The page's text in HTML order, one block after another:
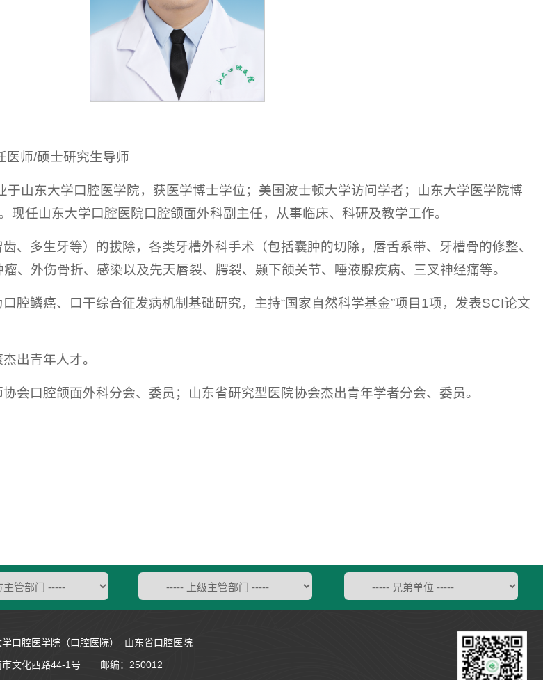
医师/硕士研究生导师
于山东大学口腔医学院，获医学博士学位；美国波士顿大学访问学者；山东大学医学院博
现任山东大学口腔医院口腔颌面外科副主任，从事临床、科研及教学工作。
、多生牙等）的拔除，各类牙槽外科手术（包括囊肿的切除，唇舌系带、牙槽骨的修整、
、外伤骨折、感染以及先天唇裂、腭裂、颞下颌关节、唾液腺疾病、三叉神经痛等。
腔鳞癌、口干综合征发病机制基础研究，主持“国家自然科学基金”项目1项，发表SCI论文
出青年人才。
会口腔颌面外科分会、委员；山东省研究型医院协会杰出青年学者分会、委员。
口腔医学院（口腔医院） 山东省口腔医院
文化西路44-1号 邮编：250012